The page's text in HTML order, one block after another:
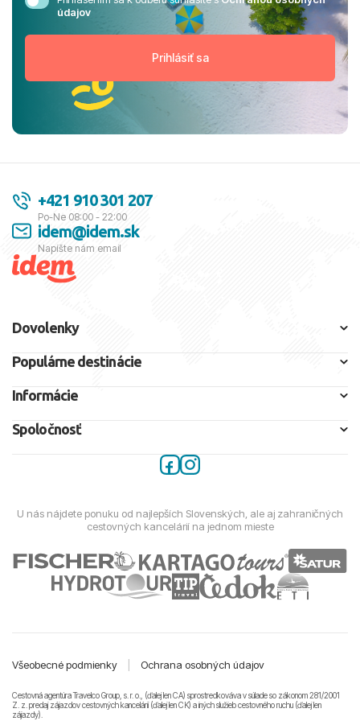
údajov
+421 910 301 207
Po-Ne 08:00 - 22:00
idem@idem.sk
Napíšte nám email
Dovolenky
Populárne destinácie
Informácie
Spoločnosť
U nás nájdete ponuku od najlepších Slovenských, ale aj zahraničných
cestovných kancelárií na jednom mieste
Všeobecné podmienky Ochrana osobných údajov
Cestovná agentúra Travelco Group, s. r. o., (ďalej len CA) sprostredkováva v súlade so zákonom 281/2001
Z. z. predaj zájazdov cestovných kancelárii (ďalej len CK) a iných služieb cestovného ruchu (ďalej len
zájazdy).